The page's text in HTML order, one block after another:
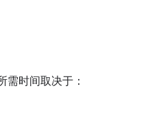
需时间取决于：